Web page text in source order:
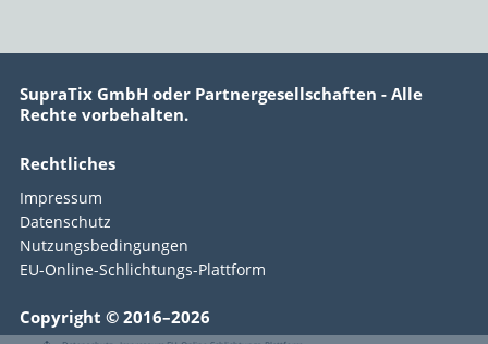
SupraTix GmbH oder Partnergesellschaften - Alle
Rechte vorbehalten.
Rechtliches
Impressum
Datenschutz
Nutzungsbedingungen
EU-Online-Schlichtungs-Plattform
Copyright © 2016–2026